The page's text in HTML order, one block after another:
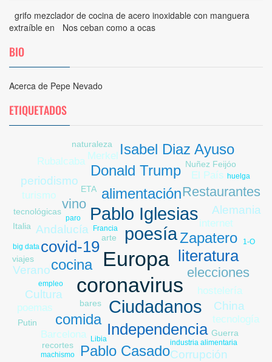
grifo mezclador de cocina de acero inoxidable con manguera
extraíble en Nos ceban como a ocas
BIO
Acerca de Pepe Nevado
ETIQUETADOS
Europa
coronavirus
poesía
Ciudadanos
Pablo Iglesias
covid-19
literatura
Independencia
Zapatero
alimentación
cocina
Donald Trump
Pablo Casado
comida
Isabel Diaz Ayuso
elecciones
Restaurantes
vino
Andalucía
Cultura
China
Verano
Alemania
Corrupción
periodismo
tecnología
hostelería
internet
Barcelona
El País
turismo
Merkel
poemas
Rubalcaba
arte
bares
tecnológicas
Guerra
naturaleza
Nuñez Feijóo
recortes
ETA
Italia
viajes
Putin
empleo
Francia
big data
industria alimentaria
machismo
1-O
huelga
Libia
paro